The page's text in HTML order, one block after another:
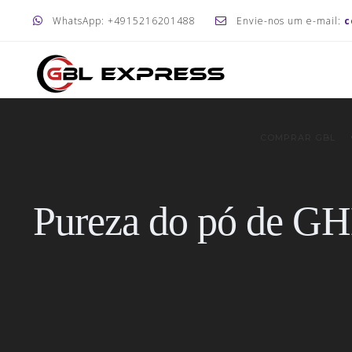
WhatsApp: +4915216201488 Envie-nos um e-mail:
Pureza do pó de